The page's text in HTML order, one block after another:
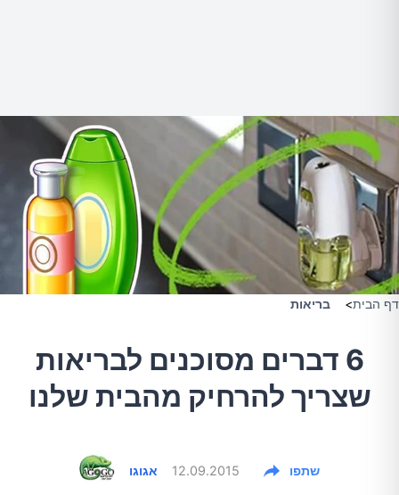
דף הבית> בריאות
6 דברים מסוכנים לבריאות
שצריך להרחיק מהבית שלנו
אגוגו 12.09.2015 שתפו